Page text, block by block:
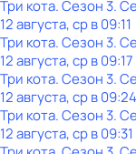
Три кота. Сезон 3.
12 августа, ср в 09:11
Три кота. Сезон 3.
12 августа, ср в 09:17
Три кота. Сезон 3.
12 августа, ср в 09:24
Три кота. Сезон 3.
12 августа, ср в 09:31